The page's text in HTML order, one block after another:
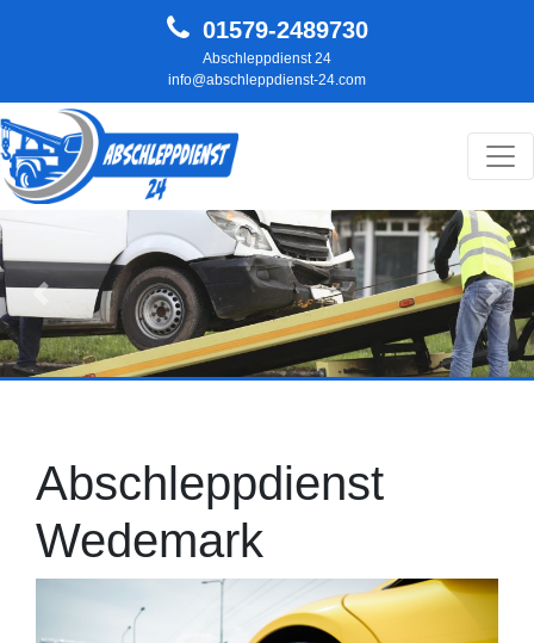
01579-2489730
Abschleppdienst 24
info@abschleppdienst-24.com
Hauptnavigation
Zurück
Abschleppdienst
Wedemark